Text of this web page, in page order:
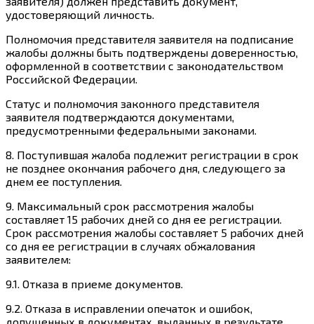
удостоверяющий личность.
Полномочия представителя заявителя на подписание
жалобы должны быть подтверждены доверенностью,
оформленной в соответствии с законодательством
Российской Федерации.
Статус и полномочия законного представителя
заявителя подтверждаются документами,
предусмотренными федеральными законами.
8. Поступившая жалоба подлежит регистрации в срок
не позднее окончания рабочего дня, следующего за
днем ее поступления.
9. Максимальный срок рассмотрения жалобы
составляет 15 рабочих дней со дня ее регистрации.
Срок рассмотрения жалобы составляет 5 рабочих дней
со дня ее регистрации в случаях обжалования
заявителем:
9.1. Отказа в приеме документов.
9.2. Отказа в исправлении опечаток и ошибок,